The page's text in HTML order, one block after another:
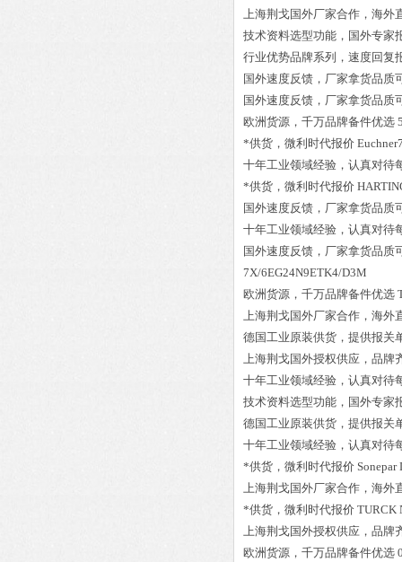
上海荆戈国外厂家合作，海外
技术资料选型功能，国外专家
行业优势品牌系列，速度回复
国外速度反馈，厂家拿货品质
国外速度反馈，厂家拿货品质
欧洲货源，千万品牌备件优选
*供货，微利时代报价
十年工业领域经验，认真对待
*供货，微利时代报价
国外速度反馈，厂家拿货品质
十年工业领域经验，认真对待
国外速度反馈，厂家拿货品质
7X/6EG24N9ETK4/D3M
欧洲货源，千万品牌备件优选
上海荆戈国外厂家合作，海外
德国工业原装供货，提供报关
上海荆戈国外授权供应，品牌
十年工业领域经验，认真对待
技术资料选型功能，国外专家
德国工业原装供货，提供报关
十年工业领域经验，认真对待
*供货，微利时代报价
上海荆戈国外厂家合作，海外
*供货，微利时代报价 TURCK
上海荆戈国外授权供应，品牌
欧洲货源，千万品牌备件优选